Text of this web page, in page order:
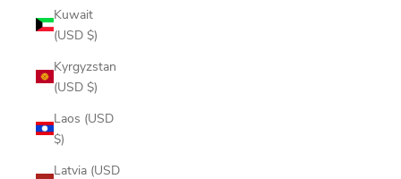
Kuwait
(USD $)
Kyrgyzstan
(USD $)
Laos (USD
$)
Latvia (USD